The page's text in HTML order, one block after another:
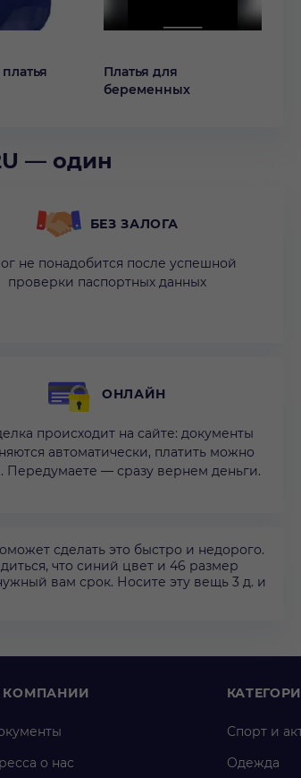
Платья для
беременных
— один
БЕЗ ЗАЛОГА
не понадобится после успешной
проверки паспортных данных
ОНЛАЙН
происходит на сайте: документы
автоматически, платить можно
Передумаете — сразу вернем деньги.
сделать это быстро и недорого.
что синий цвет и 46 размер
вам срок. Носите эту вещь 3 д. и
КОМПАНИИ
о нас
Спорт и
Одежда